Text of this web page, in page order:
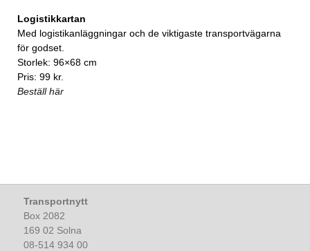
Logistikkartan
Med logistikanläggningar och de viktigaste transportvägarna
för godset.
Storlek: 96×68 cm
Pris: 99 kr.
Beställ här
Transportnytt
Box 2082
169 02 Solna
08-514 934 00